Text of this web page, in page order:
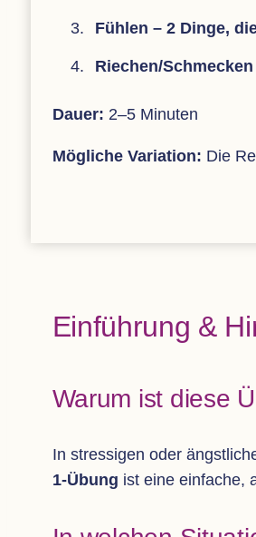
Füh­len – 2 Dinge,
Riechen/​
Dauer: 2–5 Minuten
Mög­li­che Varia­tion: Die
Ein­füh­rung &
Warum ist diese
In stres­si­gen oder
1-Übung ist eine ein­fa­che,